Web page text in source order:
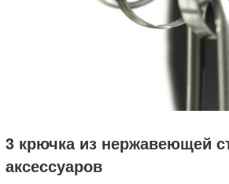
3 крючка из нержавеющей
аксессуаров